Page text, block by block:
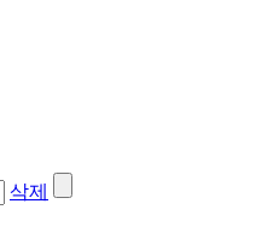
삭제